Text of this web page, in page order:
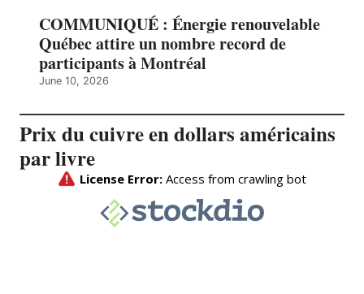
COMMUNIQUÉ : Énergie renouvelable
Québec attire un nombre record de
participants à Montréal
June 10, 2026
Prix du cuivre en dollars américains
par livre